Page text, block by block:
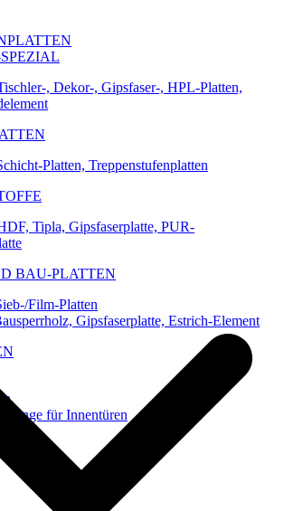
, Dekor-, Gipsfaser-, HPL-Platten,
Platten, Treppenstufenplatten
Tipla, Gipsfaserplatte, PUR-
BAU-PLATTEN
Film-Platten
Gipsfaserplatte, Estrich-Element
für Innentüren